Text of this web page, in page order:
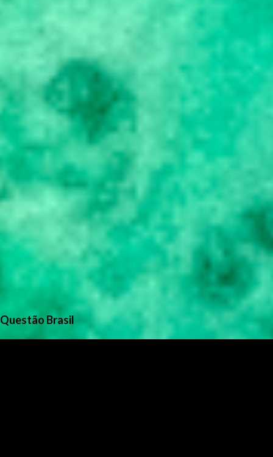
Questão Brasil